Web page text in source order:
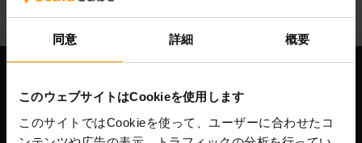
同意 詳細 概要
このウェブサイトはCookieを使用します
このサイトではCookieを使って、ユーザーに合わせたコ